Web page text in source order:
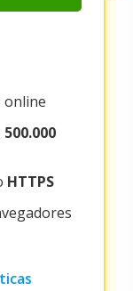
online
500.000
HTTPS